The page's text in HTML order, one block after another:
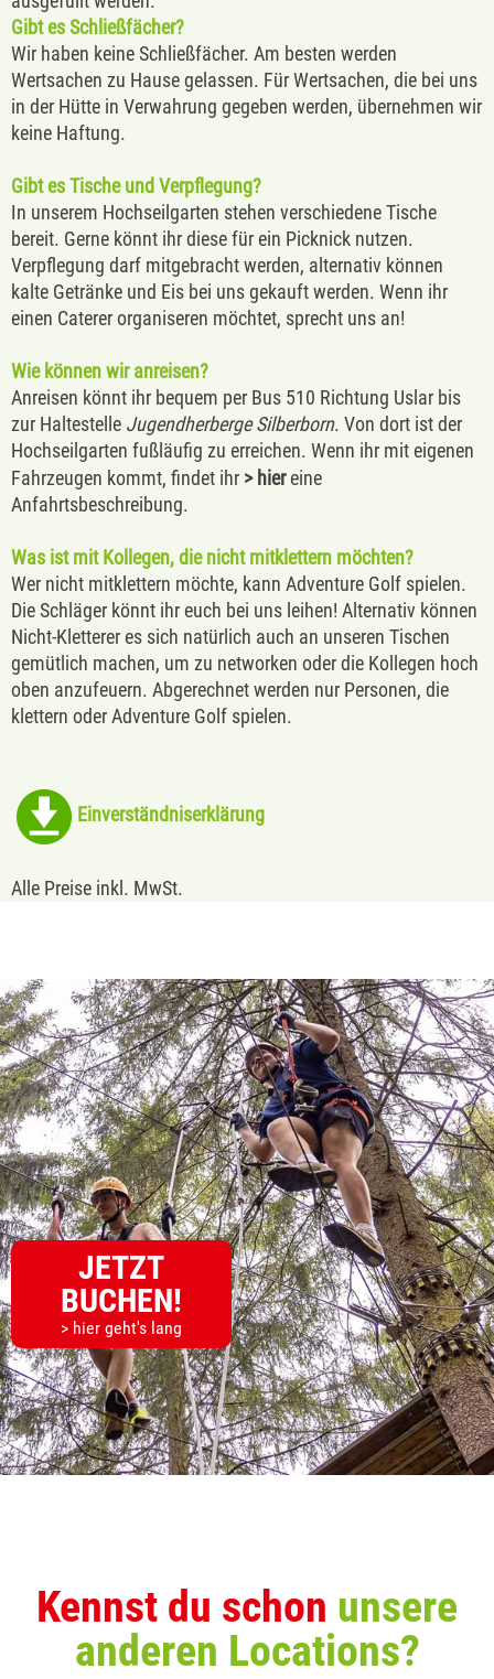
Gibt es Schließfächer?
Wir haben keine Schließfächer. Am besten werden
Wertsachen zu Hause gelassen. Für Wertsachen, die bei uns
in der Hütte in Verwahrung gegeben werden, übernehmen wir
keine Haftung.
Gibt es Tische und Verpflegung?
In unserem Hochseilgarten stehen verschiedene Tische
bereit. Gerne könnt ihr diese für ein Picknick nutzen.
Verpflegung darf mitgebracht werden, alternativ können
kalte Getränke und Eis bei uns gekauft werden. Wenn ihr
einen Caterer organiseren möchtet, sprecht uns an!
Wie können wir anreisen?
Anreisen könnt ihr bequem per Bus 510 Richtung Uslar bis
zur Haltestelle Jugendherberge Silberborn. Von dort ist der
Hochseilgarten fußläufig zu erreichen. Wenn ihr mit eigenen
Fahrzeugen kommt, findet ihr > hiereine
Anfahrtsbeschreibung.
Was ist mit Kollegen, die nicht mitklettern möchten?
Wer nicht mitklettern möchte, kann Adventure Golf spielen.
Die Schläger könnt ihr euch bei uns leihen! Alternativ können
Nicht-Kletterer es sich natürlich auch an unseren Tischen
gemütlich machen, um zu networken oder die Kollegen hoch
oben anzufeuern. Abgerechnet werden nur Personen, die
klettern oder Adventure Golf spielen.
Einverständniserklärung
Alle Preise inkl. MwSt.
JETZT
BUCHEN!
> hier geht's lang
Kennst du schon unsere
anderen Locations?